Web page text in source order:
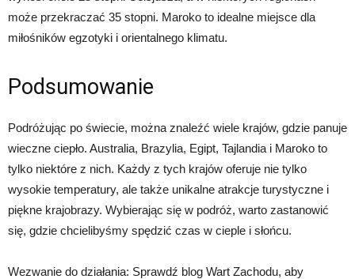
może przekraczać 35 stopni. Maroko to idealne miejsce dla
miłośników egzotyki i orientalnego klimatu.
Podsumowanie
Podróżując po świecie, można znaleźć wiele krajów, gdzie panuje
wieczne ciepło. Australia, Brazylia, Egipt, Tajlandia i Maroko to
tylko niektóre z nich. Każdy z tych krajów oferuje nie tylko
wysokie temperatury, ale także unikalne atrakcje turystyczne i
piękne krajobrazy. Wybierając się w podróż, warto zastanowić
się, gdzie chcielibyśmy spędzić czas w cieple i słońcu.
Wezwanie do działania: Sprawdź blog Wart Zachodu, aby